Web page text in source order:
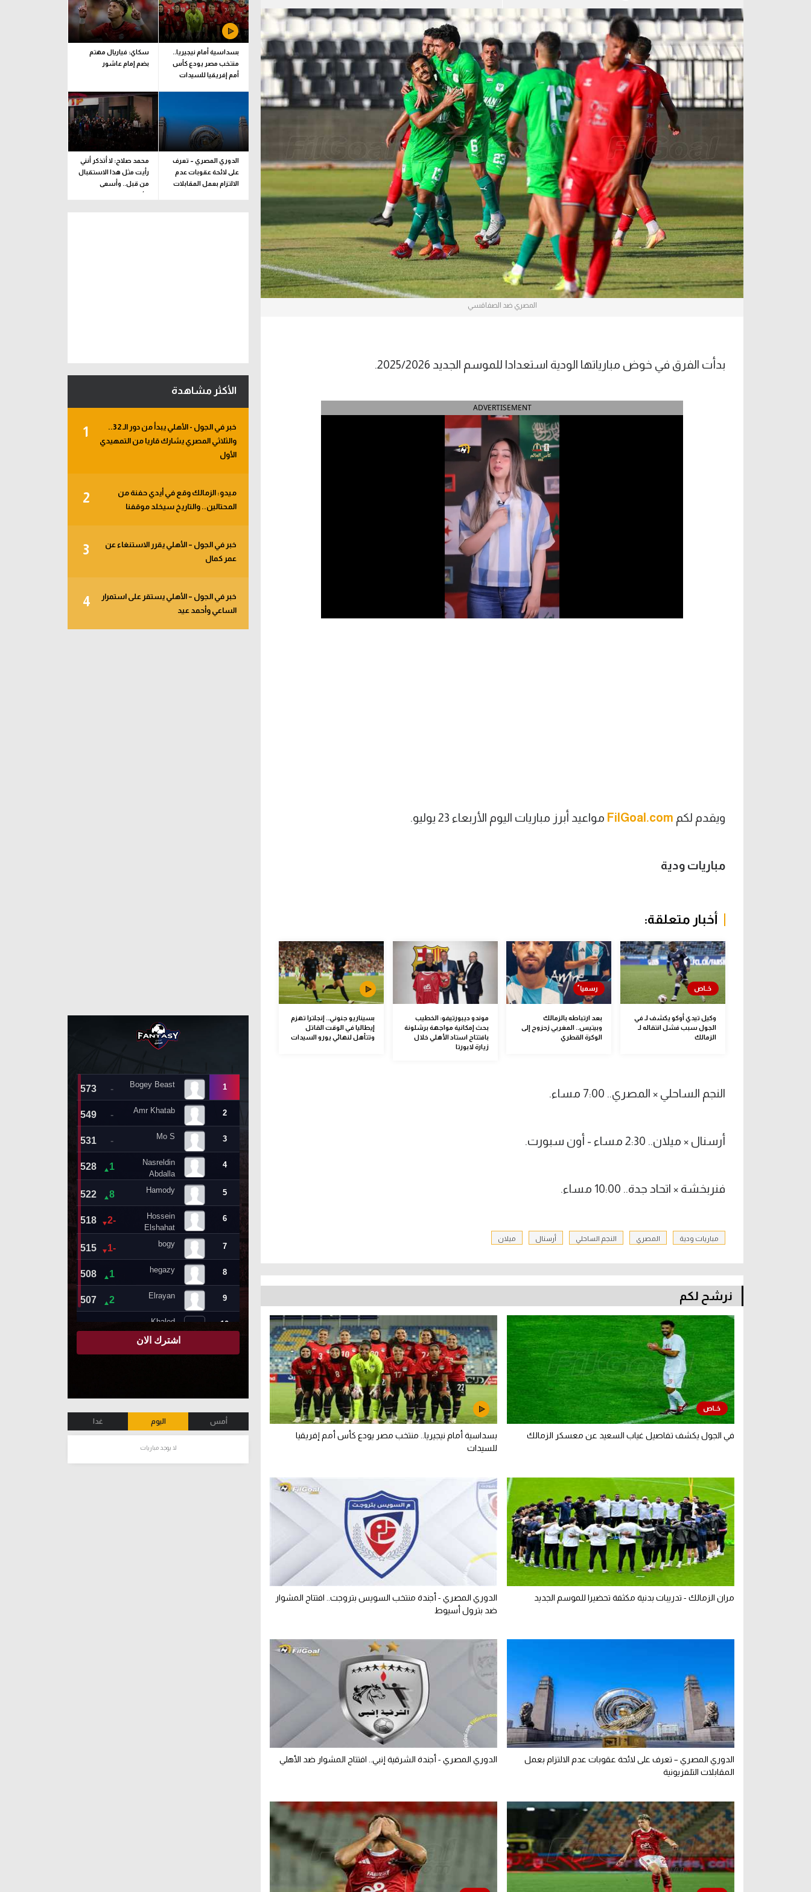
آراء حرة
ركن الألعاب
الدوري السعودي للمحترفين
دوري أبطال أوروبا
دوري أبطال إفريقيا
كل البطولات
دوري أبطال أوروبا
القسم الثاني
رياضات أخرى
آسيا
أمريكا
ركن الألعاب
المصري ضد الصفاقسي
بدأت الفرق في خوض مبارياتها الودية استعدادا للموسم الجديد 2025/2026.
ADVERTISEMENT
ويقدم لكم FilGoal.com مواعيد أبرز مباريات اليوم الأربعاء 23 يوليو.
مباريات ودية
أخبار متعلقة:
وكيل تيدي أوكو يكشف لـ في
الجول سبب فشل انتقاله لـ
الزمالك
بعد ارتباطه بالزمالك
وبيتيس.. المغربي زحزوح إلى
الوكرة القطري
موندو ديبورتيفو: الخطيب
بحث إمكانية مواجهة برشلونة
بافتتاح استاد الأهلي خلال
زيارة لابورتا
بسيناريو جنوني.. إنجلترا تهزم
إيطاليا في الوقت القاتل
وتتأهل لنهائي يورو السيدات
النجم الساحلي × المصري.. 7:00 مساء.
أرسنال × ميلان.. 2:30 مساء - أون سبورت.
فنربخشة × اتحاد جدة.. 10:00 مساء.
مباريات ودية المصري النجم الساحلي أرسنال ميلان
نرشح لكم
في الجول يكشف تفاصيل غياب السعيد عن معسكر الزمالك
بسداسية أمام نيجيريا.. منتخب مصر يودع كأس أمم إفريقيا
للسيدات
مران الزمالك - تدريبات بدنية مكثفة تحضيرا للموسم الجديد
الدوري المصري - أجندة منتخب السويس بتروجت.. افتتاح المشوار
ضد بترول أسيوط
الدوري المصري – تعرف على لائحة عقوبات عدم الالتزام بعمل
المقابلات التلفزيونية
الدوري المصري - أجندة الشرقية إنبي.. افتتاح المشوار ضد الأهلي
بسداسية أمام نيجيريا..
منتخب مصر يودع كأس
أمم إفريقيا للسيدات
سكاي: فياريال مهتم
بضم إمام عاشور
الدوري المصري – تعرف
على لائحة عقوبات عدم
الالتزام بعمل المقابلات
محمد صلاح: لا أتذكر أنني
رأيت مثل هذا الاستقبال
من قبل.. وأسعى
للألقاب مع الفريق
الأكثر مشاهدة
1
خبر في الجول - الأهلي يبدأ من دور الـ 32..
والثلاثي المصري يشارك قاريا من التمهيدي
الأول
2
ميدو: الزمالك وقع في أيدي حفنة من
المحتالين.. والتاريخ سيخلد موقفنا
3
خبر في الجول – الأهلي يقرر الاستنغاء عن
عمر كمال
4
خبر في الجول – الأهلي يستقر على استمرار
الساعي وأحمد عيد
أمس اليوم غدا
لا يوجد مباريات